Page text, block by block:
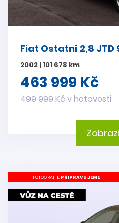
Fiat Ostatní 2,8 JTD
2002 | 101 678 km
463 999 Kč
499 999 Kč v hotovosti
FOTOGRAFIE PŘIPRAVUJEME